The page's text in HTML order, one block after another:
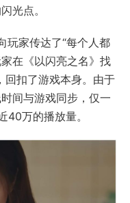
光点。
玩家传达了“每个人都
在《以闪亮之名》找
回扣了游戏本身。由于
间与游戏同步，仅一
40万的播放量。